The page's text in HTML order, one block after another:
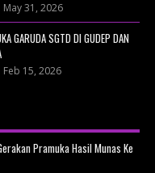
May 31, 2026
GARUDA SGTD DI GUDEP DAN
Feb 15, 2026
Pramuka Hasil Munas Ke